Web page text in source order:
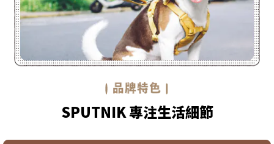
SPUTNIK 專注生活細節